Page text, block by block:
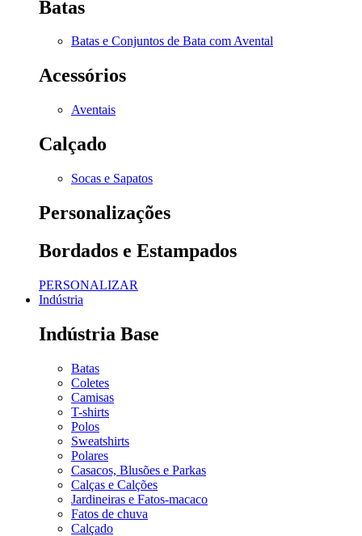
Batas
Batas e Conjuntos de Bata com Avental
Acessórios
Aventais
Calçado
Socas e Sapatos
Personalizações
Bordados e Estampados
PERSONALIZAR
Indústria
Indústria Base
Batas
Coletes
Camisas
T-shirts
Polos
Sweatshirts
Polares
Casacos, Blusões e Parkas
Calças e Calções
Jardineiras e Fatos-macaco
Fatos de chuva
Calçado